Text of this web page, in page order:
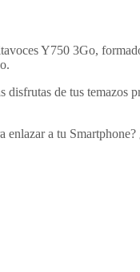
Y750 3Go,
de tus
a tu Smartphone?